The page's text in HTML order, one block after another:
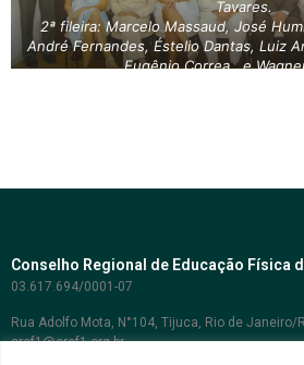
Tavares.
2ª fileira: Marcelo Massaud, José
André Fernandes, Éstelio Dantas, Luiz
Eugênio Correa, e
Conselho Regional de Educação Física
03.617.694/0001-07
Rua Adolfo Mota, N°104, Tijuca, Rio de Janeiro/
cref1@cref1.org.br